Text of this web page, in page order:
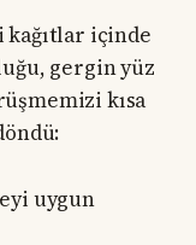
kağıtlar içinde
gergin yüz
kısa
uygun